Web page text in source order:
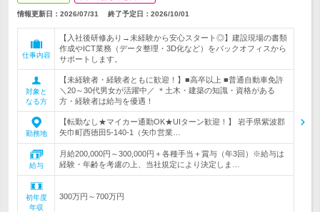
情報更新日：2026/07/31 終了予定日： 2026/10/01
仕事内容
【入社後研修あり→未経験から安心スタート◎】建設現場の書類
作成やICT業務（データ整理・3D化など）をバックオフィスから
サポートします。
対象と
なる方
【未経験者・経験者ともに歓迎！】■高卒以上 ■普通自動車免許
＼20～30代男女が活躍中／ ＊土木・建築の知識・資格がある
方・経験者は給与を優遇！
勤務地
【転勤なし★マイカー通勤OK★UIターン歓迎！】 岩手県紫波郡
矢巾町西徳田5‐140‐1（矢巾営業…
給与
月給200,000円～300,000円＋各種手当＋賞与（年3回）※給与は
経験・年齢を考慮の上、当社規定により決定しま…
初年度
年収
300万円～700万円